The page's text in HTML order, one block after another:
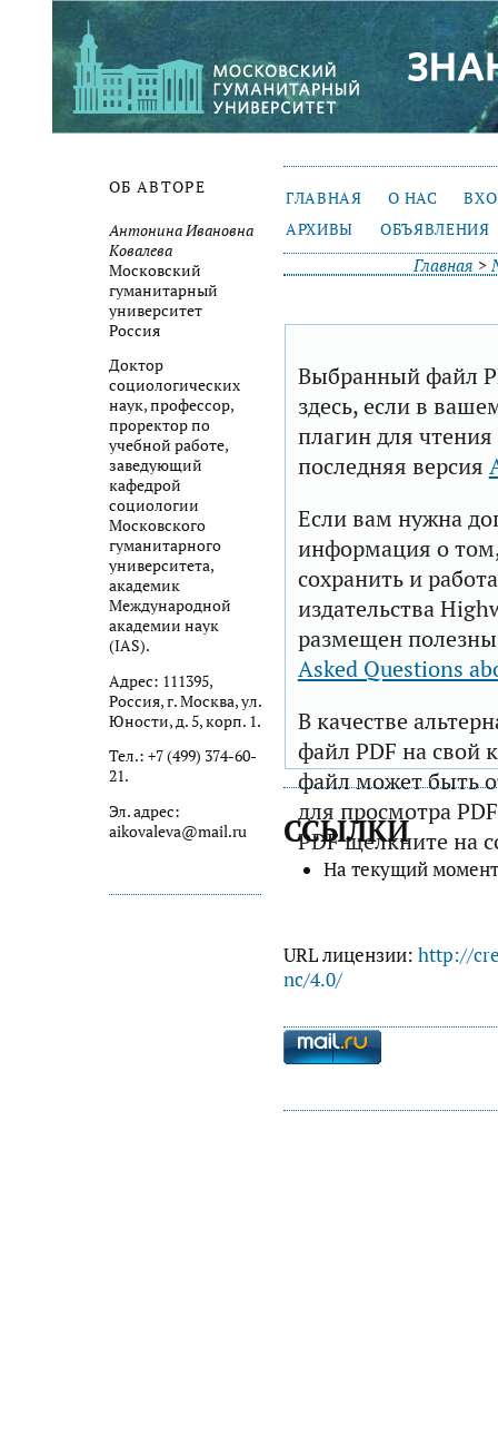
ОБ АВТОРЕ
Антонина Ивановна
Ковалева
Московский
гуманитарный
университет
Россия
Доктор
социологических
наук, профессор,
проректор по
учебной работе,
заведующий
кафедрой
социологии
Московского
гуманитарного
университета,
академик
Международной
академии наук
(IAS).
Адрес: 111395,
Россия, г. Москва, ул.
Юности, д. 5, корп. 1.
Тел.: +7 (499) 374-60-
21.
Эл. адрес:
aikovaleva@mail.ru
ГЛАВНАЯ О НАС
АРХИВЫ
ОБЪЯВЛЕНИЯ
Главная >
Выбранный файл
здесь, если в
плагин для
последняя версия
Если вам нужна
информация о том,
сохранить и
издательства
размещен
Asked Questions
В качестве
файл PDF на свой
файл может быть
для просмотра
PDF щелкните на
ССЫЛКИ
На текущий
URL лицензии: http://
nc/4.0/